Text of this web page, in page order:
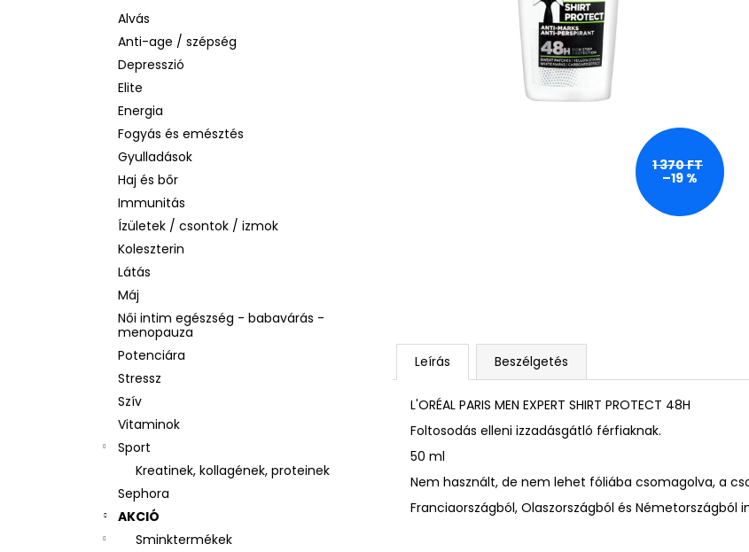
Alvás
Anti-age / szépség
Depresszió
Elite
Energia
Fogyás és emésztés
Gyulladások
Haj és bőr
Immunitás
Ízületek / csontok / izmok
Koleszterin
Látás
Máj
Női intim egészség - babavárás -
menopauza
Potenciára
Stressz
Szív
Vitaminok
Sport
Kreatinek, kollagének, proteinek
Sephora
AKCIÓ
Sminktermékek
1 370 FT
–19 %
Leírás Beszélgetés
L'ORÉAL PARIS MEN EXPERT SHIRT PROTECT 48H
Foltosodás elleni izzadásgátló férfiaknak.
50 ml
Nem használt, de nem lehet fóliába csomagolva, a
Franciaországból, Olaszországból és Németországból
LA ROCHE-POSAY B5 RÁNCTALANÍTÓ
SZÉRUM ÉRZÉKENY BŐRRE, 10 ML
1 760 Ft
Korábbi: 4 580 Ft
ASTRID HYALURONIC GOLD FIATALÍTÓ
HIDROGÉL SZEMKÖRNYÉKÁPOLÓ
TAPASZOK (EXP: 03/26)
BEAUTY